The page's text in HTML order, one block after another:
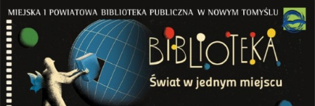
GALERIA
E-INFORMATOR
O NAS